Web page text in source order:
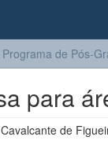
de Pós-
para
de